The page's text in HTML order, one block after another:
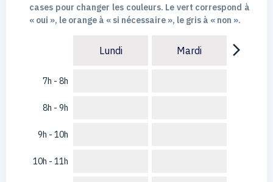
cases pour changer les couleurs. Le vert correspond à
« oui », le orange à « si nécessaire », le gris à « non ».
7h - 8h
8h - 9h
9h - 10h
10h - 11h
Lundi Mardi arrow_forward_ios